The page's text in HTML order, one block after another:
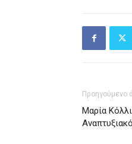
Προηγούμενο
Μαρία